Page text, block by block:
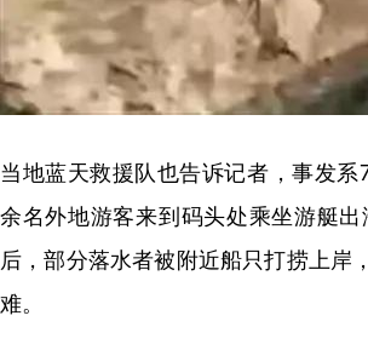
当地蓝天救援队也告诉记者，事发
余名外地游客来到码头处乘坐游艇
后，部分落水者被附近船只打捞上岸
难。